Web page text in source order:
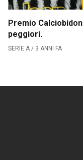
Premio
peggiori.
SERIE A / 3 ANNI FA